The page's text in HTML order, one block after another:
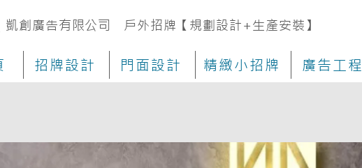
凱創廣告有限公司 戶外招牌【規劃設計+生產安裝】
招牌設計 門面設計 精緻小招牌 廣告工程